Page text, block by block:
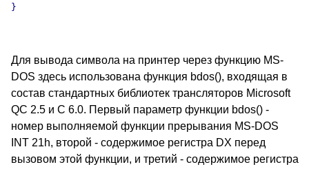
}
Для вывода символа на принтер через функцию MS-
DOS здесь использована функция bdos(), входящая в
состав стандартных библиотек трансляторов Microsoft
QC 2.5 и C 6.0. Первый параметр функции bdos() -
номер выполняемой функции прерывания MS-DOS
INT 21h, второй - содержимое регистра DX перед
вызовом этой функции, и третий - содержимое регистра